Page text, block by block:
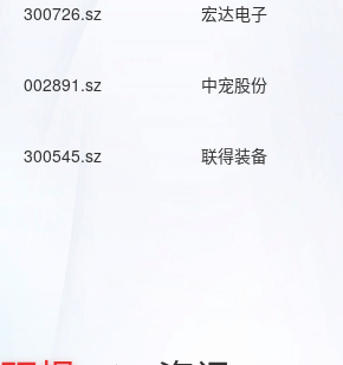
300726.sz 宏达电子
002891.sz 中宠股份
300545.sz 联得装备